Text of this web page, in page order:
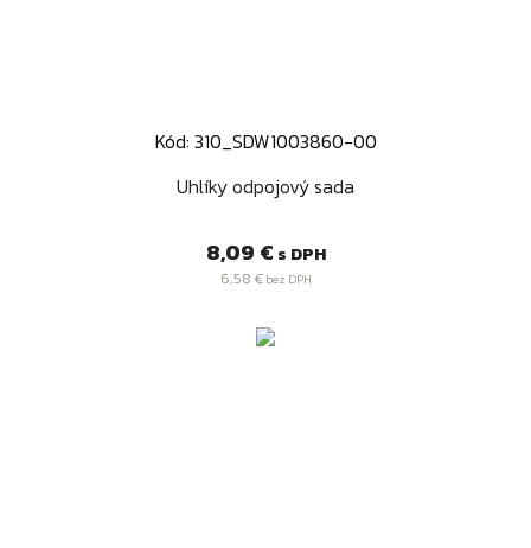
Kód: 310_SDW1003860-00
Uhlíky odpojový sada
Cena
8,09 € s DPH
6,58 €bez DPH